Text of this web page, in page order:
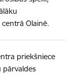
Olainē.
priekšniece
pārvaldes